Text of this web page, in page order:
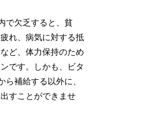
で欠乏すると、貧
れ、病気に対する抵
ど、体力保持のため
です。しかも、ビタ
ら補給する以外に、
すことができませ